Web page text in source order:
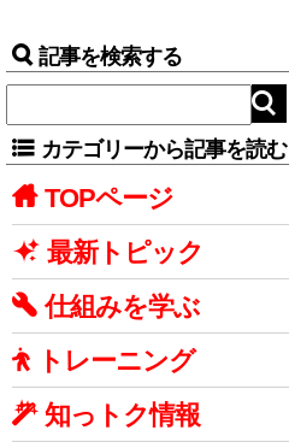
記事を検索する
カテゴリーから記事を読む
TOPページ
最新トピック
仕組みを学ぶ
トレーニング
知っトク情報